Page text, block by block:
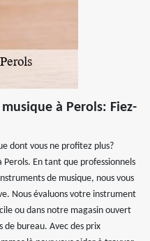
à Perols: Fiez-
dont vous ne profitez plus?
Perols. En tant que professionnels
de musique, nous vous
Nous évaluons votre instrument
ou dans notre magasin ouvert
de bureau. Avec des prix